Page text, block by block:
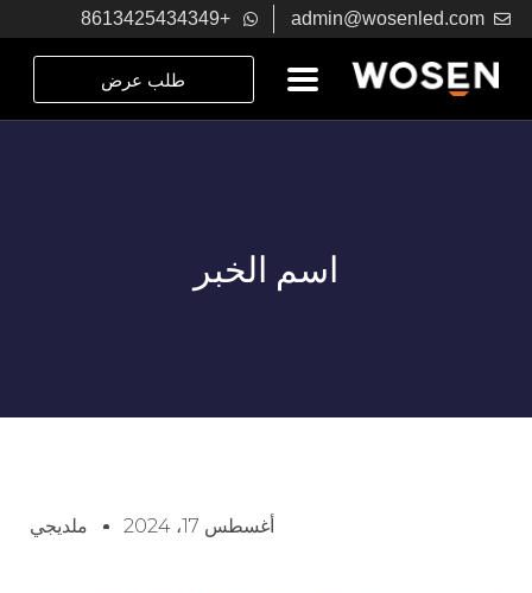
admin@wosenled.com
+8613425434349
طلب عرض
اسم الخبر
أغسطس 17، 2024 ملديجي